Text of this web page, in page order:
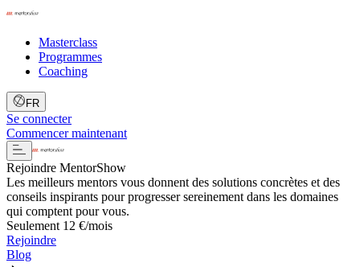
Masterclass
Programmes
Coaching
FR
Se connecter
Commencer maintenant
Rejoindre MentorShow
Les meilleurs mentors vous donnent des solutions concrètes et des
conseils inspirants pour progresser sereinement dans les domaines
qui comptent pour vous.
Seulement 12 €/mois
Rejoindre
Blog